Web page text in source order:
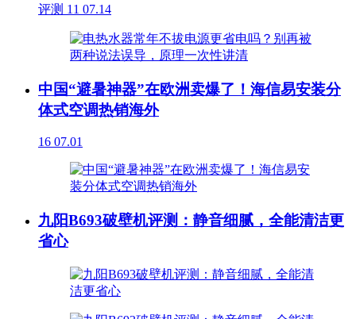
评测 11 07.14
中国“避暑神器”在欧洲卖爆了！海信易安装分
体式空调热销海外
16 07.01
九阳B693破壁机评测：静音细腻，全能清洁更
省心